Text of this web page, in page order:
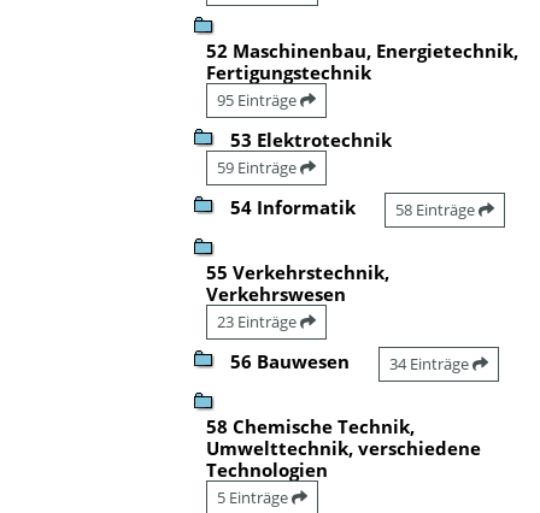
52 Maschinenbau, Energietechnik,
Fertigungstechnik
95 Einträge
53 Elektrotechnik
59 Einträge
54 Informatik 58 Einträge
55 Verkehrstechnik,
Verkehrswesen
23 Einträge
56 Bauwesen 34 Einträge
58 Chemische Technik,
Umwelttechnik, verschiedene
Technologien
5 Einträge